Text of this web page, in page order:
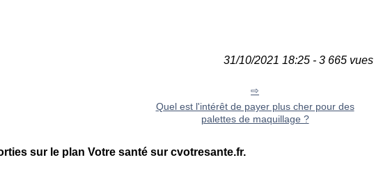
31/10/2021 18:25 - 3 665 vues
Quel est l'intérêt de payer plus cher pour des
palettes de maquillage ?
sur le plan Votre santé sur cvotresante.fr.